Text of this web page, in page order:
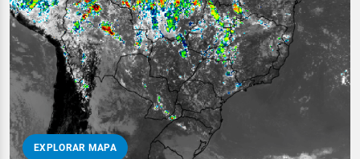
EXPLORAR MAPA